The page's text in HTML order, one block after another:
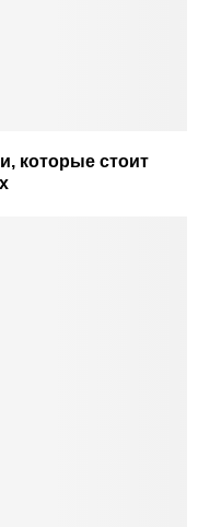
которые стоит